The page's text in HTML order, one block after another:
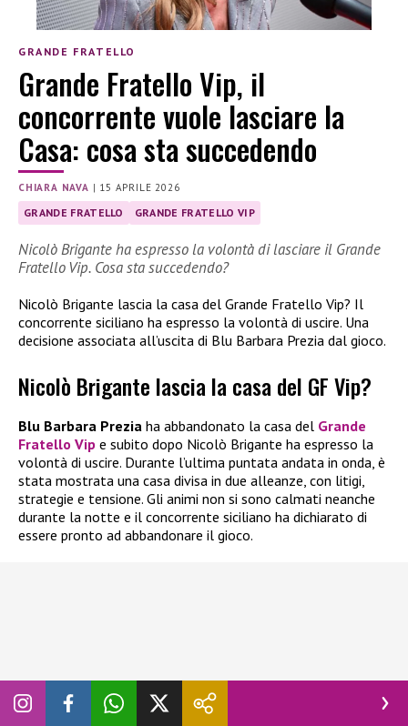
GRANDE FRATELLO
Grande Fratello Vip, il
concorrente vuole lasciare la
Casa: cosa sta succedendo
CHIARA NAVA | 15 APRILE 2026
GRANDE FRATELLO GRANDE FRATELLO VIP
Nicolò Brigante ha espresso la volontà di lasciare il Grande
Fratello Vip. Cosa sta succedendo?
Nicolò Brigante lascia la casa del Grande Fratello Vip? Il
concorrente siciliano ha espresso la volontà di uscire. Una
decisione associata all’uscita di Blu Barbara Prezia dal gioco.
Nicolò Brigante lascia la casa del GF Vip?
Blu Barbara Prezia ha abbandonato la casa del Grande
Fratello Vip e subito dopo Nicolò Brigante ha espresso la
volontà di uscire. Durante l’ultima puntata andata in onda, è
stata mostrata una casa divisa in due alleanze, con litigi,
strategie e tensione. Gli animi non si sono calmati neanche
durante la notte e il concorrente siciliano ha dichiarato di
essere pronto ad abbandonare il gioco.